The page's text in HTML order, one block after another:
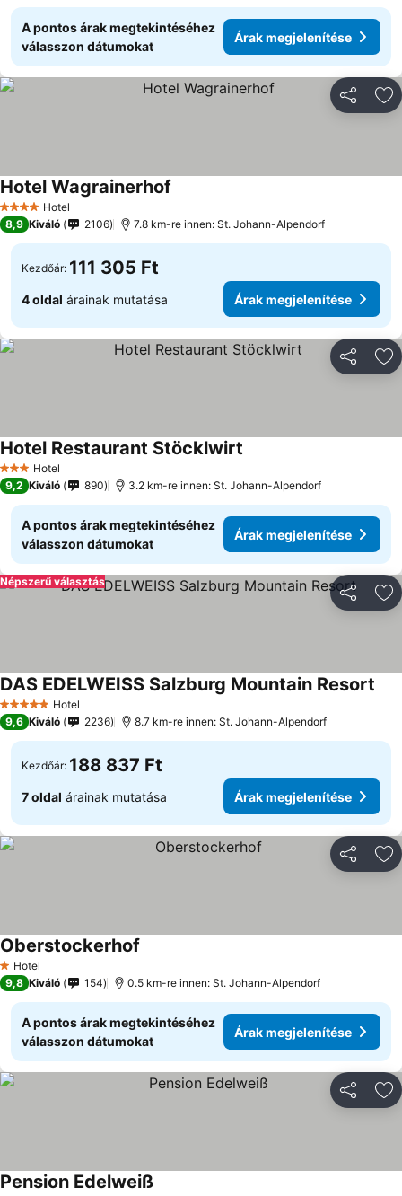
A pontos árak megtekintéséhez
válasszon dátumokat
Árak megjelenítése
4 KategóriaHotel
Hotel Wagrainerhof
8,9 Kiváló 2106 7.8 km-re innen: St. Johann-Alpendorf
Kezdőár: 111 305 Ft
4 oldal árainak mutatása Árak megjelenítése
3 Kategória
Hotel
Hotel Restaurant Stöcklwirt
9,2 Kiváló 890 3.2 km-re innen: St. Johann-Alpendorf
A pontos árak megtekintéséhez
válasszon dátumokat
Árak megjelenítése
Népszerű választás
5 KategóriaHotel
DAS EDELWEISS Salzburg Mountain Resort
9,6 Kiváló 2236 8.7 km-re innen: St. Johann-Alpendorf
Kezdőár: 188 837 Ft
7 oldal árainak mutatása Árak megjelenítése
1 Kategória
Hotel
Oberstockerhof
9,8 Kiváló 154 0.5 km-re innen: St. Johann-Alpendorf
A pontos árak megtekintéséhez
válasszon dátumokat
Árak megjelenítése
Pension Edelweiß